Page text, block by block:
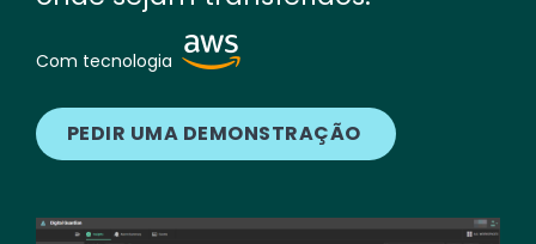
Com tecnologia Image
PEDIR UMA DEMONSTRAÇÃO
Image